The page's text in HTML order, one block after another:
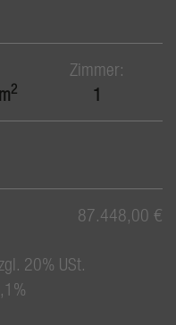
2
Zimmer
1
87.448,00 €
20% USt.